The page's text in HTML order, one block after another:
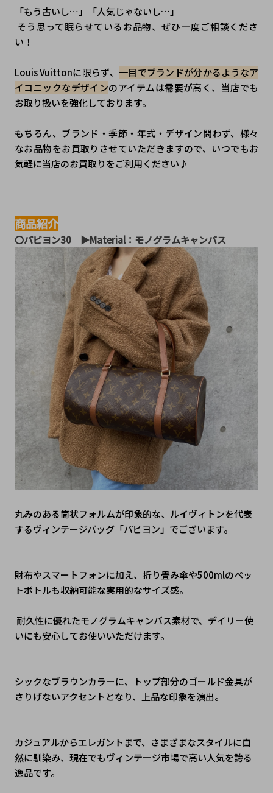
「もう古いし…」「人気じゃないし…」
い！
Louis Vuittonに限らず、 一目でブランドが分かるようなア
イコニックなデザインのアイテムは需要が高く、当店でも
お取り扱いを強化しております。
もちろん、 ブランド・季節・年式・デザイン問わず、様々
なお品物をお買取りさせていただきますので、いつでもお
気軽に当店のお買取りをご利用ください♪
商品紹介
〇パピヨン30　▶︎Material：モノグラムキャンバス
丸みのある筒状フォルムが印象的な、ルイヴィトンを代表
するヴィンテージバッグ「パピヨン」でございます。
財布やスマートフォンに加え、折り畳み傘や500mlのペッ
トボトルも収納可能な実用的なサイズ感。
いにも安心してお使いいただけます。
シックなブラウンカラーに、トップ部分のゴールド金具が
さりげないアクセントとなり、上品な印象を演出。
カジュアルからエレガントまで、さまざまなスタイルに自
然に馴染み、現在でもヴィンテージ市場で高い人気を誇る
逸品です。